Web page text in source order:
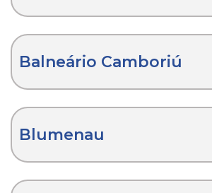
Balneário Camboriú
Blumenau